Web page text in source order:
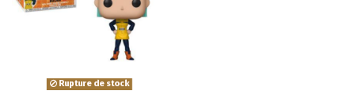
Rupture de stock